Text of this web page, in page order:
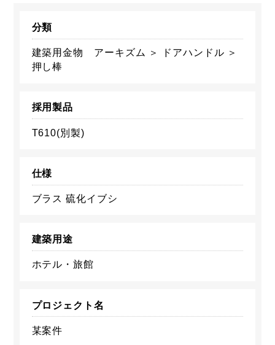
分類
建築用金物 アーキズム ＞ ドアハンドル ＞
押し棒
採用製品
T610(別製)
仕様
ブラス 硫化イブシ
建築用途
ホテル・旅館
プロジェクト名
某案件